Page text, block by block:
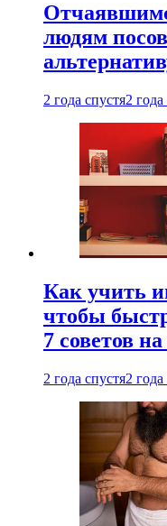
людям
2 года спустя2 года
Как учить
чтобы
7 советов
2 года спустя2 года